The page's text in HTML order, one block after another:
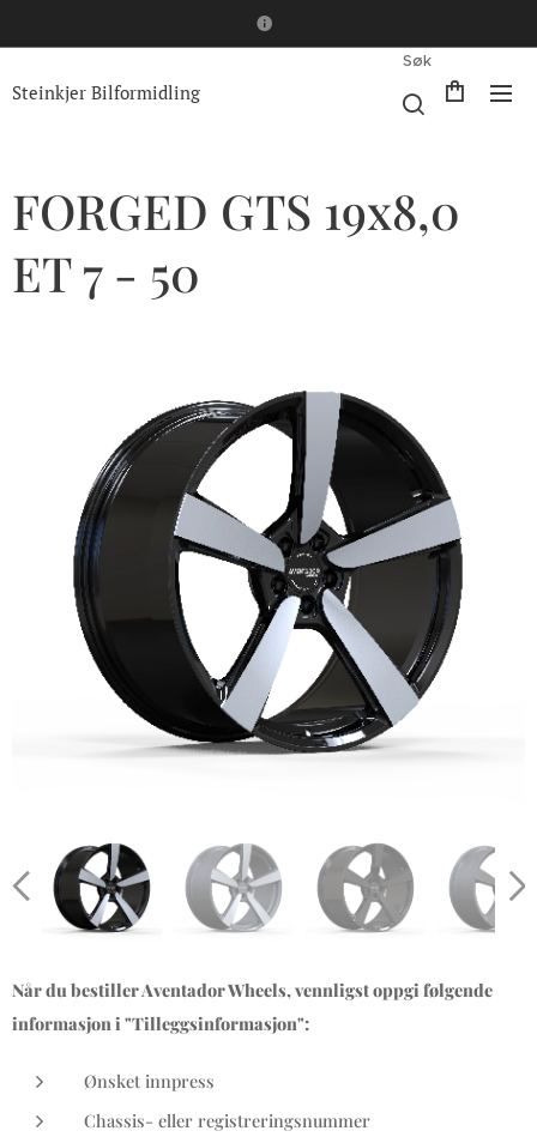
Steinkjer Bilformidling
Søk
FORGED GTS 19x8,0
ET 7 - 50
Når du bestiller Aventador Wheels, vennligst oppgi følgende
informasjon i "Tilleggsinformasjon":
Ønsket innpress
Chassis- eller registreringsnummer